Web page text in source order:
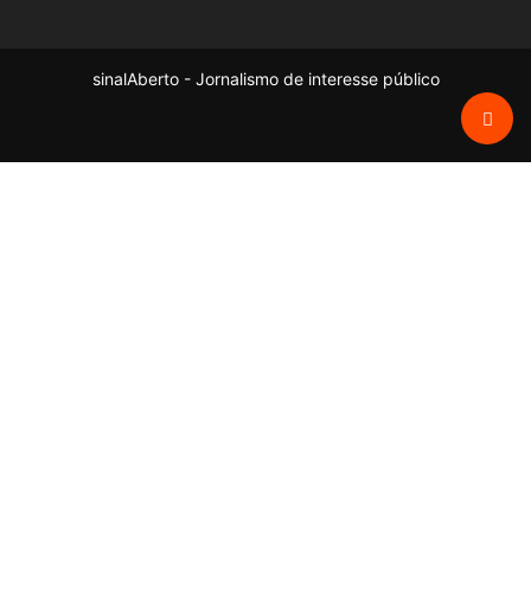
sinalAberto - Jornalismo de interesse público